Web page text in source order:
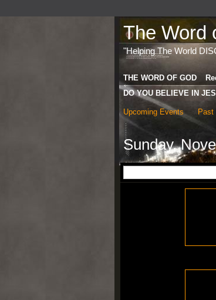
The Word
"Helping The World
THE WORD OF GOD
DO YOU BELIEVE IN
Upcoming Events Past
Sunday,